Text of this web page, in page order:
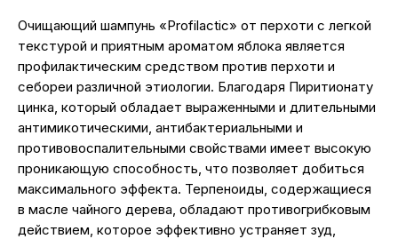
Очищающий шампунь «Profilactic» от перхоти с легкой
текстурой и приятным ароматом яблока является
профилактическим средством против перхоти и
себореи различной этиологии. Благодаря Пиритионату
цинка, который обладает выраженными и длительными
антимикотическими, антибактериальными и
противовоспалительными свойствами имеет высокую
проникающую способность, что позволяет добиться
максимального эффекта. Терпеноиды, содержащиеся
в масле чайного дерева, обладают противогрибковым
действием, которое эффективно устраняет зуд,